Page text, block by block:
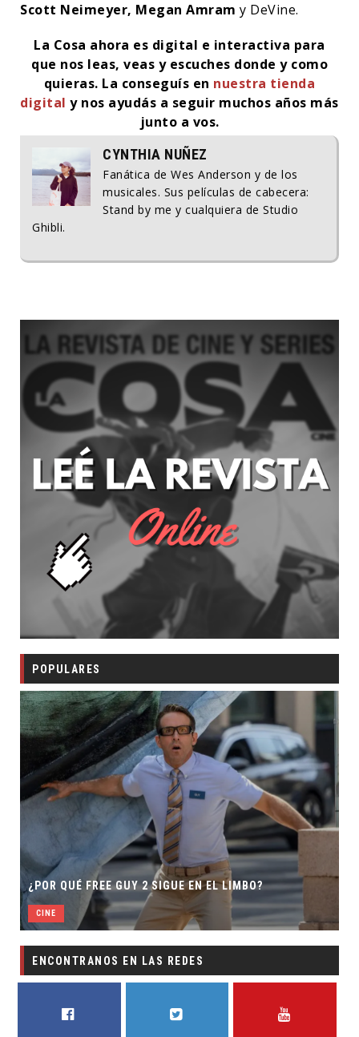
Scott Neimeyer, Megan Amram y DeVine.
La Cosa ahora es digital e interactiva para
que nos leas, veas y escuches donde y como
quieras. La conseguís en nuestra tienda
digital y nos ayudás a seguir muchos años más
junto a vos.
CYNTHIA NUÑEZ
Fanática de Wes Anderson y de los
musicales. Sus películas de cabecera:
Stand by me y cualquiera de Studio
Ghibli.
POPULARES
¿POR QUÉ FREE GUY 2 SIGUE EN EL LIMBO?
CINE
ENCONTRANOS EN LAS REDES